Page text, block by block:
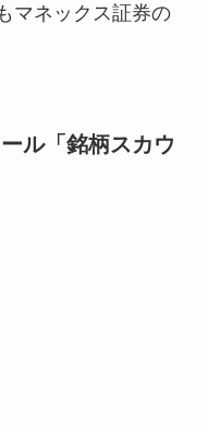
マネックス証券の
ル「銘柄スカウ